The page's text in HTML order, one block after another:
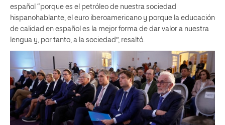
español “porque es el petróleo de nuestra sociedad
hispanohablante, el euro iberoamericano y porque la educación
de calidad en español es la mejor forma de dar valor a nuestra
lengua y, por tanto, a la sociedad”, resaltó.